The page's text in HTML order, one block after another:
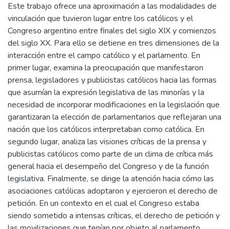
Este trabajo ofrece una aproximación a las modalidades de
vinculación que tuvieron lugar entre los católicos y el
Congreso argentino entre finales del siglo XIX y comienzos
del siglo XX. Para ello se detiene en tres dimensiones de la
interacción entre el campo católico y el parlamento. En
primer lugar, examina la preocupación que manifestaron
prensa, legisladores y publicistas católicos hacia las formas
que asumían la expresión legislativa de las minorías y la
necesidad de incorporar modificaciones en la legislación que
garantizaran la elección de parlamentarios que reflejaran una
nación que los católicos interpretaban como católica. En
segundo lugar, analiza las visiones críticas de la prensa y
publicistas católicos como parte de un clima de crítica más
general hacia el desempeño del Congreso y de la función
legislativa. Finalmente, se dirige la atención hacia cómo las
asociaciones católicas adoptaron y ejercieron el derecho de
petición. En un contexto en el cual el Congreso estaba
siendo sometido a intensas críticas, el derecho de petición y